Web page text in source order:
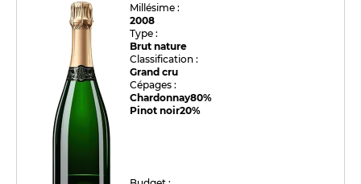
Millésime :
2008
Type :
Brut nature
Classification :
Grand cru
Cépages :
Chardonnay80%
Pinot noir20%